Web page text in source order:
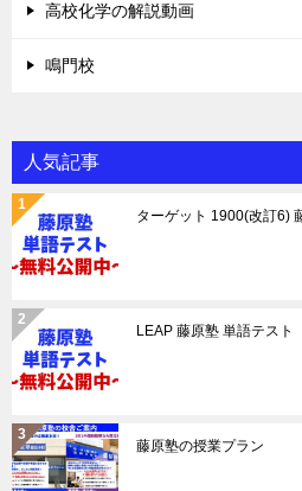
高校化学の解説動画
鳴門校
人気記事
ターゲット 1900(改訂6)
LEAP 藤原塾 単語テスト
藤原塾の授業プラン